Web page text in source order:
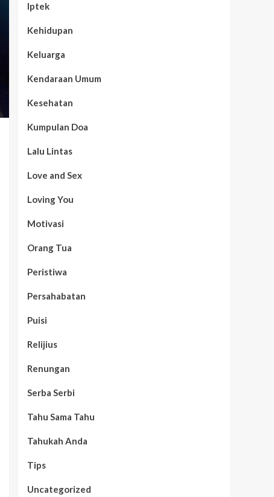
Iptek
Kehidupan
Keluarga
Kendaraan Umum
Kesehatan
Kumpulan Doa
Lalu Lintas
Love and Sex
Loving You
Motivasi
Orang Tua
Peristiwa
Persahabatan
Puisi
Relijius
Renungan
Serba Serbi
Tahu Sama Tahu
Tahukah Anda
Tips
Uncategorized